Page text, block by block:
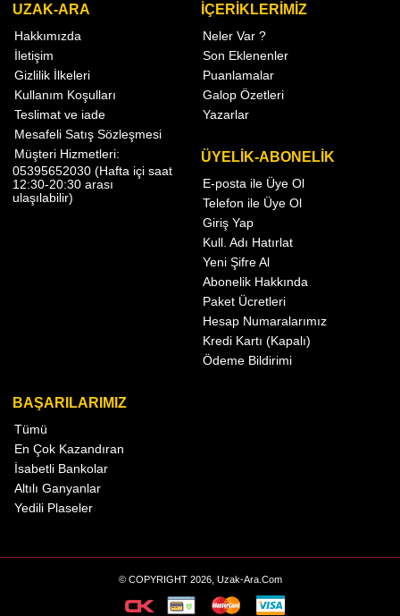
UZAK-ARA
Hakkımızda
İletişim
Gizlilik İlkeleri
Kullanım Koşulları
Teslimat ve iade
Mesafeli Satış Sözleşmesi
Müşteri Hizmetleri:
05395652030 (Hafta içi saat
12:30-20:30 arası
ulaşılabilir)
İÇERİKLERİMİZ
Neler Var ?
Son Eklenenler
Puanlamalar
Galop Özetleri
Yazarlar
ÜYELİK-ABONELİK
E-posta ile Üye Ol
Telefon ile Üye Ol
Giriş Yap
Kull. Adı Hatırlat
Yeni Şifre Al
Abonelik Hakkında
Paket Ücretleri
Hesap Numaralarımız
Kredi Kartı (Kapalı)
Ödeme Bildirimi
BAŞARILARIMIZ
Tümü
En Çok Kazandıran
İsabetli Bankolar
Altılı Ganyanlar
Yedili Plaseler
© COPYRIGHT 2026, Uzak-Ara.Com